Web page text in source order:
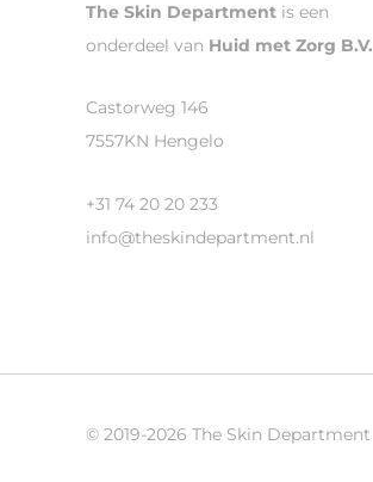
The Skin Department is een
onderdeel van Huid met Zorg B.V.
Castorweg 146
7557KN Hengelo
+31 74 20 20 233
info@theskindepartment.nl
© 2019-2026 The Skin Department